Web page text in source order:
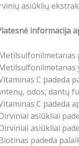
asiūklių
informacija
C padeda
odos, dantų
C padeda
asiūkliai
asiūkliai
padeda